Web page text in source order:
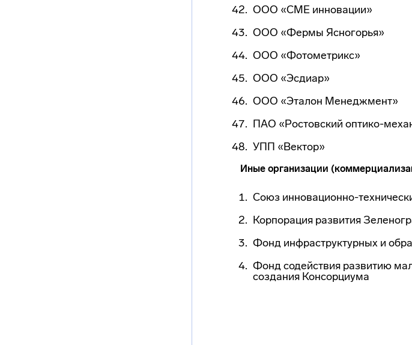
ООО «СМЕ инновации»
ООО «Фермы Ясногорья»
ООО «Фотометрикс»
ООО «Эсдиар»
ООО «Эталон Менеджмент»
ПАО «Ростовский оптико-
УПП «Вектор»
Иные организации
Союз инновационно-
Корпорация развития
Фонд инфраструктурных и
Фонд содействия развитию
создания Консорциума